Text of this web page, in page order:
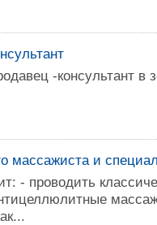
-консультант в
массажиста и
- проводить